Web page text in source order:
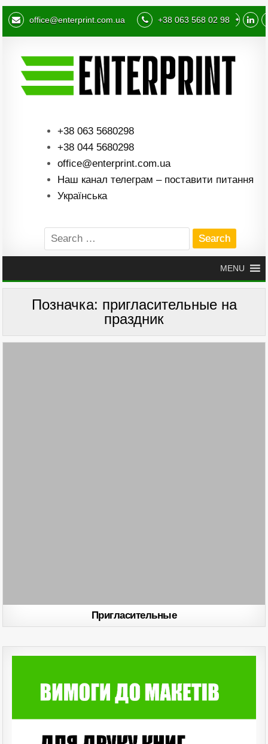
office@enterprint.com.ua +38 063 568 02 98
+38 063 5680298
+38 044 5680298
office@enterprint.com.ua
Наш канал телеграм – поставити питання
Українська
Search
for:
MENU
Позначка: пригласительные на
праздник
Пригласительные